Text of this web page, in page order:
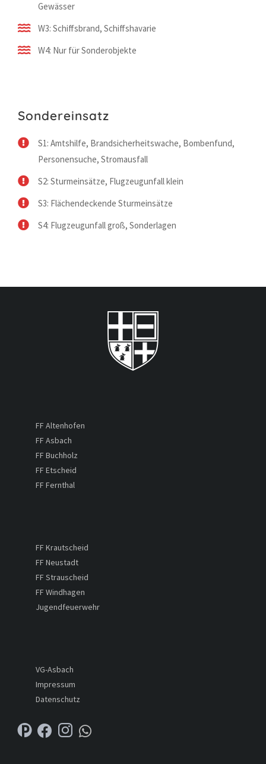
Gewässer
W3: Schiffsbrand, Schiffshavarie
W4: Nur für Sonderobjekte
Sondereinsatz
S1: Amtshilfe, Brandsicherheitswache, Bombenfund,
Personensuche, Stromausfall
S2: Sturmeinsätze, Flugzeugunfall klein
S3: Flächendeckende Sturmeinsätze
S4: Flugzeugunfall groß, Sonderlagen
FF Altenhofen
FF Asbach
FF Buchholz
FF Etscheid
FF Fernthal
FF Krautscheid
FF Neustadt
FF Strauscheid
FF Windhagen
Jugendfeuerwehr
VG-Asbach
Impressum
Datenschutz